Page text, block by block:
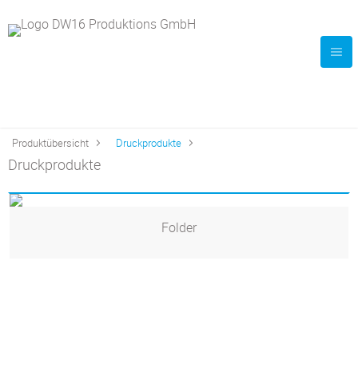
Produktübersicht Druckprodukte
Druckprodukte
Folder